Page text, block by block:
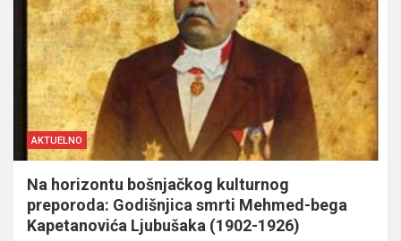
AKTUELNO
Na horizontu bošnjačkog kulturnog
preporoda: Godišnjica smrti Mehmed-bega
Kapetanovića Ljubušaka (1902-1926)